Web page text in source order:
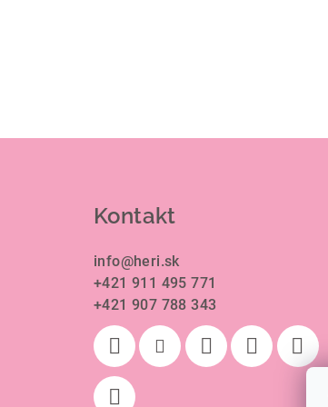
Kontakt
info@heri.sk
+421 911 495 771
+421 907 788 343